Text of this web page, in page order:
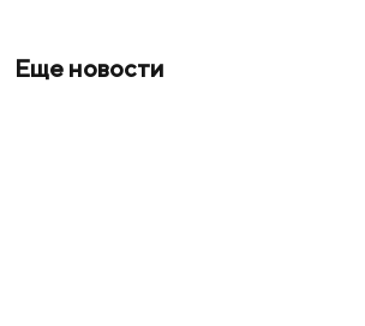
Еще новости